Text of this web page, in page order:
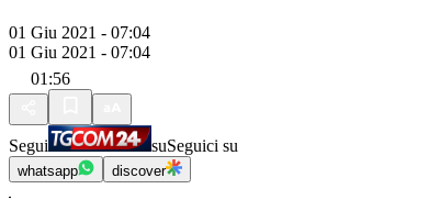
01 Giu 2021 - 07:04
01 Giu 2021 - 07:04
01:56
Segui suSeguici su
whatsapp discover